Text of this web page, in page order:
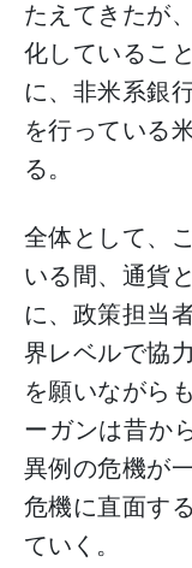
たえてきたが
化しているこ
に、非米系銀
を行っている
る。
全体として、
いる間、通貨
に、政策担当
界レベルで協
を願いながら
ーガンは昔か
異例の危機が
危機に直面す
ていく。